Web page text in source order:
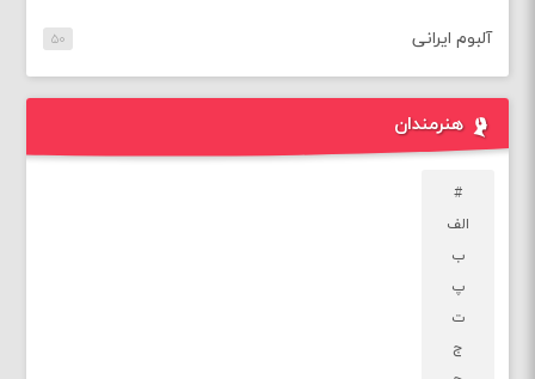
آلبوم ایرانی ۵۰
هنرمندان
#
الف
ب
پ
ت
ج